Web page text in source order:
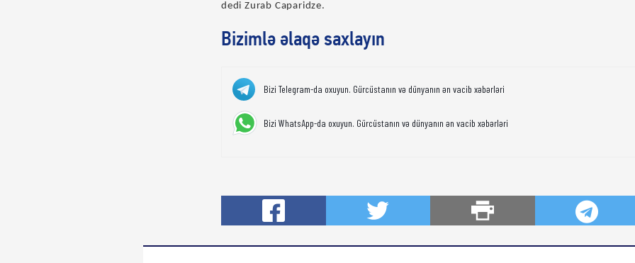
dedi Zurab Caparidze.
Bizimlə əlaqə saxlayın
Bizi Telegram-da oxuyun. Gürcüstanın və dünyanın ən vacib xəbərləri
Bizi WhatsApp-da oxuyun. Gürcüstanın və dünyanın ən vacib xəbərləri